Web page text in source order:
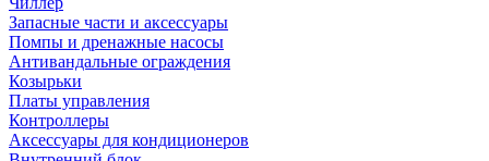
Запасные части и аксессуары
Помпы и дренажные насосы
Антивандальные ограждения
Козырьки
Платы управления
Контроллеры
Аксессуары для кондиционеров